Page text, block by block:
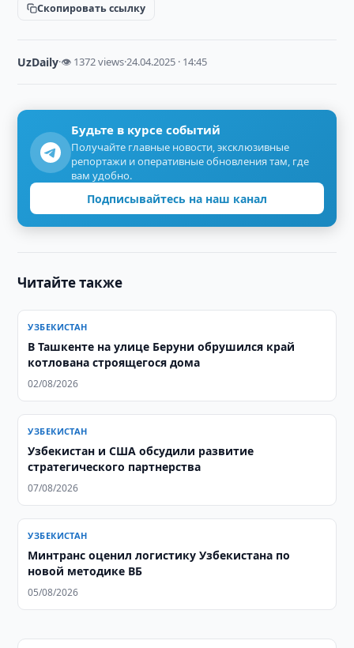
Скопировать ссылку
UzDaily·👁 1372 views·24.04.2025 · 14:45
Будьте в курсе событий
Получайте главные новости, эксклюзивные
репортажи и оперативные обновления там, где
вам удобно.
Подписывайтесь на наш канал
Читайте также
УЗБЕКИСТАН
В Ташкенте на улице Беруни обрушился край
котлована строящегося дома
02/08/2026
УЗБЕКИСТАН
Узбекистан и США обсудили развитие
стратегического партнерства
07/08/2026
УЗБЕКИСТАН
Минтранс оценил логистику Узбекистана по
новой методике ВБ
05/08/2026